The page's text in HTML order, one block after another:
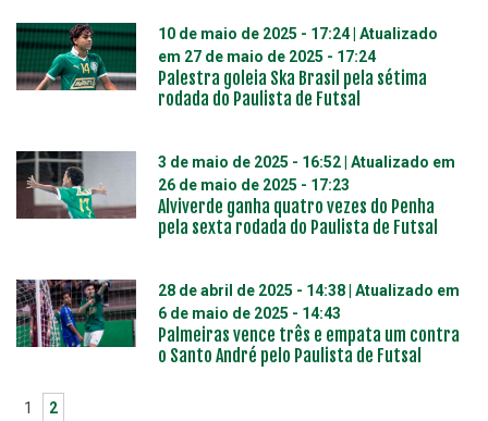
10 de maio de 2025 - 17:24| Atualizado
em 27 de maio de 2025 - 17:24
Palestra goleia Ska Brasil pela sétima
rodada do Paulista de Futsal
3 de maio de 2025 - 16:52 | Atualizado em
26 de maio de 2025 - 17:23
Alviverde ganha quatro vezes do Penha
pela sexta rodada do Paulista de Futsal
28 de abril de 2025 - 14:38 | Atualizado em
6 de maio de 2025 - 14:43
Palmeiras vence três e empata um contra
o Santo André pelo Paulista de Futsal
1 2